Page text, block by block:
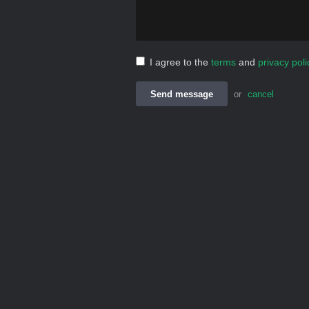
I agree to the terms and privacy
Send message or cancel